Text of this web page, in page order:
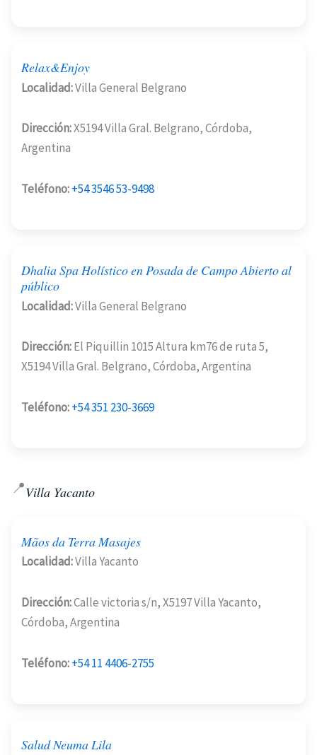
Relax&Enjoy
Localidad:Villa General Belgrano
Dirección:X5194 Villa Gral. Belgrano, Córdoba,
Argentina
Teléfono:+54 3546 53-9498
Dhalia Spa Holístico en Posada de Campo Abierto al
público
Localidad:Villa General Belgrano
Dirección:El Piquillin 1015 Altura km76 de ruta 5,
X5194 Villa Gral. Belgrano, Córdoba, Argentina
Teléfono:+54 351 230-3669
📍Villa Yacanto
Mãos da Terra Masajes
Localidad:Villa Yacanto
Dirección:Calle victoria s/n, X5197 Villa Yacanto,
Córdoba, Argentina
Teléfono:+54 11 4406-2755
Salud Neuma Lila